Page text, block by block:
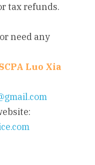
tax refunds.
need any
Luo Xia